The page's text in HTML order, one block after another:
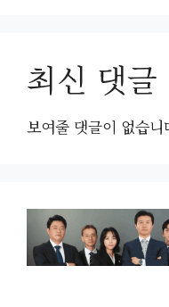
최신 댓글
보여줄 댓글이 없습니